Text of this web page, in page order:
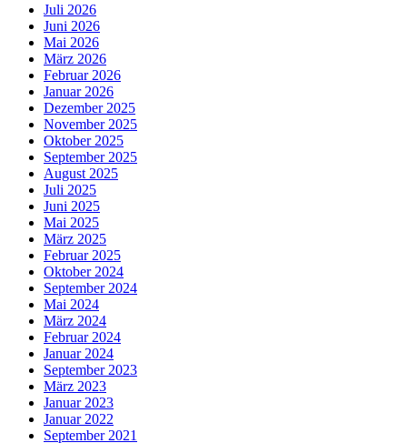
Juli 2026
Juni 2026
Mai 2026
März 2026
Februar 2026
Januar 2026
Dezember 2025
November 2025
Oktober 2025
September 2025
August 2025
Juli 2025
Juni 2025
Mai 2025
März 2025
Februar 2025
Oktober 2024
September 2024
Mai 2024
März 2024
Februar 2024
Januar 2024
September 2023
März 2023
Januar 2023
Januar 2022
September 2021